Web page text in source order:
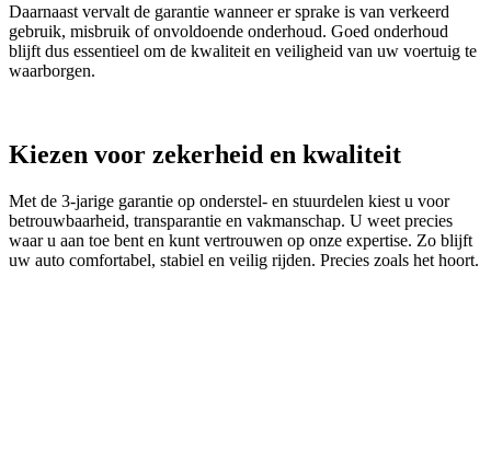
Daarnaast vervalt de garantie wanneer er sprake is van verkeerd
gebruik, misbruik of onvoldoende onderhoud. Goed onderhoud
blijft dus essentieel om de kwaliteit en veiligheid van uw voertuig te
waarborgen.
Kiezen voor zekerheid en kwaliteit
Met de 3‑jarige garantie op onderstel- en stuurdelen kiest u voor
betrouwbaarheid, transparantie en vakmanschap. U weet precies
waar u aan toe bent en kunt vertrouwen op onze expertise. Zo blijft
uw auto comfortabel, stabiel en veilig rijden. Precies zoals het hoort.